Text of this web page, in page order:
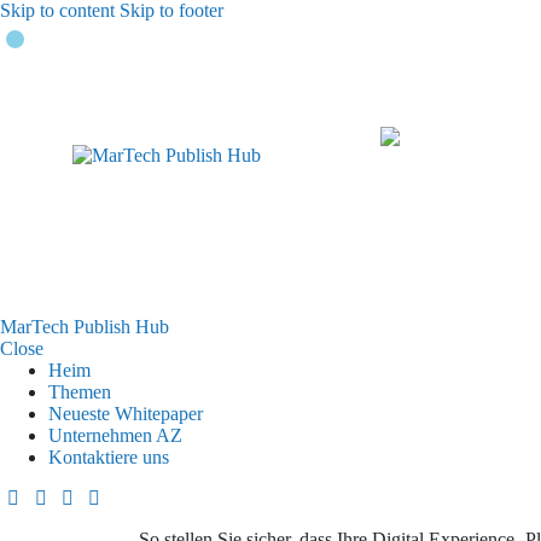
Skip to content Skip to footer
MarTech Publish Hub
Close
Heim
Themen
Neueste Whitepaper
Unternehmen AZ
Kontaktiere uns